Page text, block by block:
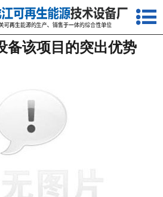
网站首页
关于我们
备该项目的突出优势